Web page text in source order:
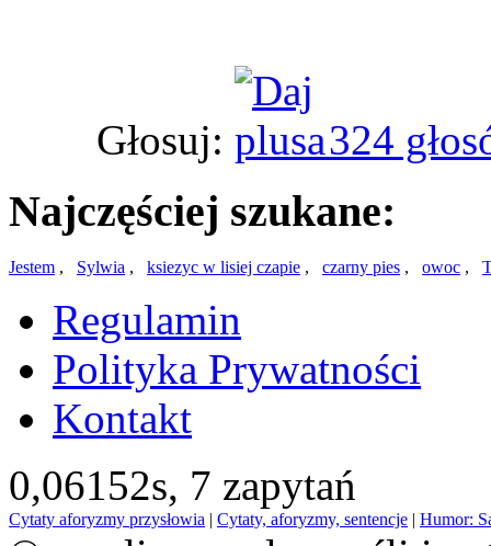
Głosuj: 324
Najczęściej szukane:
Jestem , Sylwia , ksiezyc w lisiej czapie , czarny pies , owoc ,
Regulamin
Polityka Prywatności
Kontakt
0,06152s, 7 zapytań
Cytaty aforyzmy przysłowia | Cytaty, aforyzmy, sentencje | Humor: